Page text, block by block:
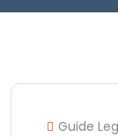
Guide